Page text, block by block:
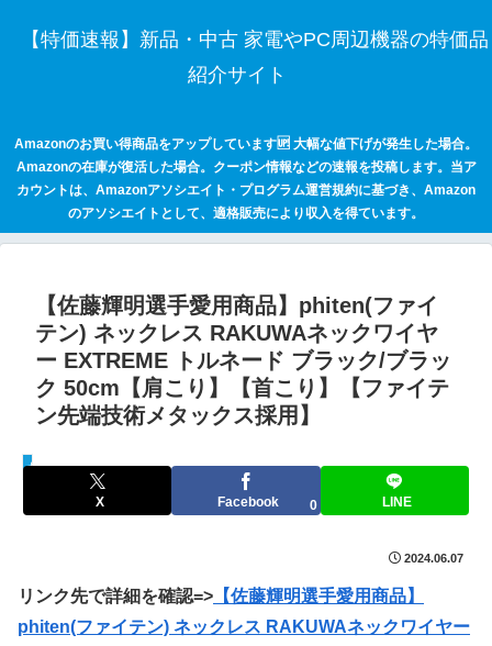
【特価速報】新品・中古 家電やPC周辺機器の特価品
紹介サイト
Amazonのお買い得商品をアップしています🆙 大幅な値下げが発生した場合。
Amazonの在庫が復活した場合。クーポン情報などの速報を投稿します。当ア
カウントは、Amazonアソシエイト・プログラム運営規約に基づき、Amazon
のアソシエイトとして、適格販売により収入を得ています。
【佐藤輝明選手愛用商品】phiten(ファイ
テン) ネックレス RAKUWAネックワイヤ
ー EXTREME トルネード ブラック/ブラッ
ク 50cm【肩こり】【首こり】【ファイテ
ン先端技術メタックス採用】
セールハンター 激安情報まとめサイト
X Facebook 0 LINE
2024.06.07
リンク先で詳細を確認=> 【佐藤輝明選手愛用商品】
phiten(ファイテン) ネックレス RAKUWAネックワイヤー